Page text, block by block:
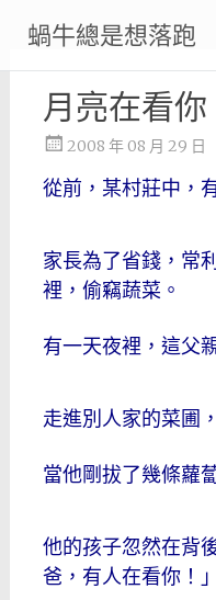
content
蝸牛總是想落跑
月亮在看你
2008 年 08 月 29 日
從前，某村莊中，
家長為了省錢，常
裡，偷竊蔬菜。
有一天夜裡，這父
走進別人家的菜圃
當他剛拔了幾條蘿
他的孩子忽然在背
爸，有人在看你！」